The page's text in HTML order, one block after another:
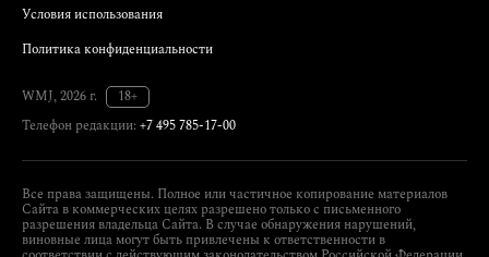
Условия использования
Политика конфиденциальности
WMJ, 2026 г.
18+
Телефон редакции: +7 495 785-17-00
Все права защищены. Полное или частичное копирование материалов
Сайта в коммерческих целях разрешено только с письменного
разрешения владельца Сайта. В случае обнаружения нарушений,
виновные лица могут быть привлечены к ответственности в